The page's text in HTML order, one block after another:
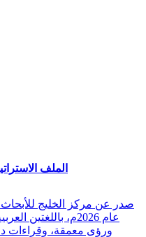
الملف
صدر عن مركز الخليج للأبحاث
عام 2026م،
ورؤى معمقة، وقراءات